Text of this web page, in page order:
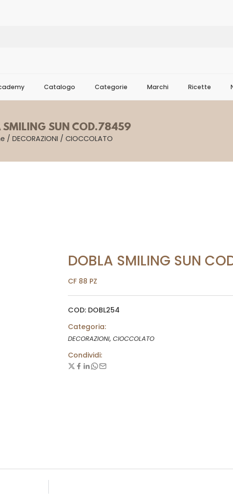
Catalogo Categorie Marchi Ricette
SMILING SUN COD.78459
/ DECORAZIONI / CIOCCOLATO
DOBLA SMILING SUN
CF 88 PZ
COD: DOBL254
Categoria:
DECORAZIONI, CIOCCOLATO
Condividi: